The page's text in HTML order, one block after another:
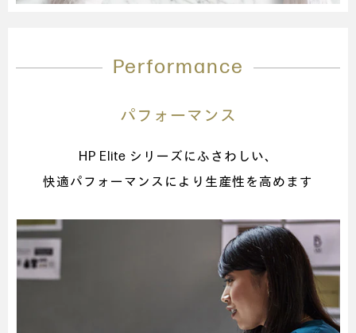
Performance
パフォーマンス
HP Elite シリーズにふさわしい、
快適パフォーマンスにより生産性を高めます